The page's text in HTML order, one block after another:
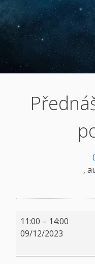
,
Přednáška
poselství
11:00 – 14:00
09/12/2023